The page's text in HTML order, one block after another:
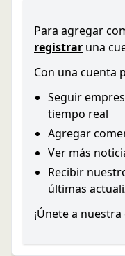
Para agregar
registrar una
Con una cuenta
Seguir
tiempo real
Agregar
Ver más
Recibir
últimas
¡Únete a